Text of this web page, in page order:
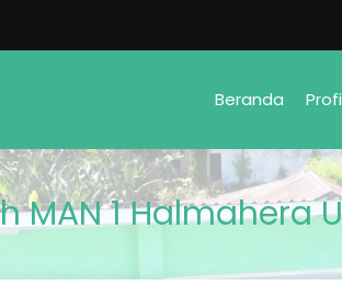
Beranda
MAN 1 Halmahera